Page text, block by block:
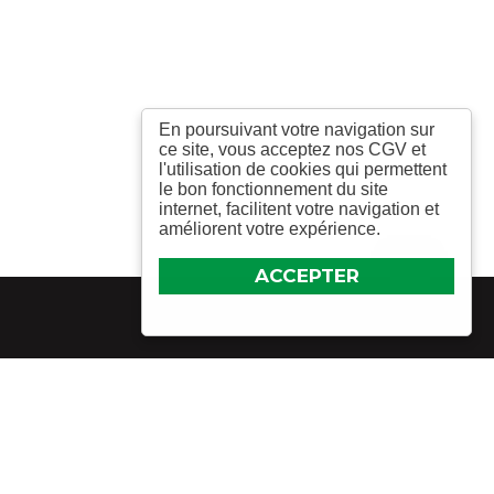
ACCEPTER
En poursuivant votre navigation sur
ce site, vous acceptez nos CGV et
l'utilisation de cookies qui permettent
le bon fonctionnement du site
internet, facilitent votre navigation et
améliorent votre expérience.